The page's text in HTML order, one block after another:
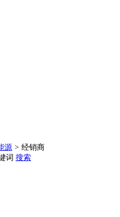
源 > 经销商
词 搜索